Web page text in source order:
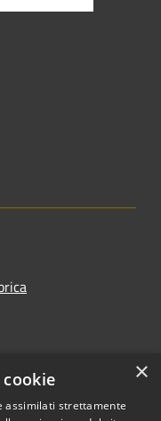
×
assimilati strettamente